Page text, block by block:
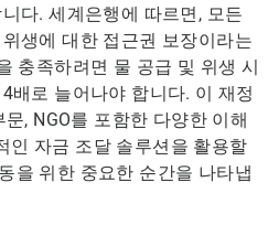
다. 세계은행에 따르면, 모든
생에 대한 접근권 보장이라는
충족하려면 물 공급 및 위생 시
배로 늘어나야 합니다. 이 재정
, NGO를 포함한 다양한 이해
인 자금 조달 솔루션을 활용할
을 위한 중요한 순간을 나타냅